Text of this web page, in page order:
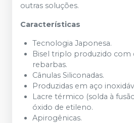
outras soluções.
Características
Tecnologia Japonesa.
Bisel triplo produzido com
rebarbas.
Cânulas Siliconadas.
Produzidas em aço
Lacre térmico (solda à
óxido de etileno.
Apirogênicas.